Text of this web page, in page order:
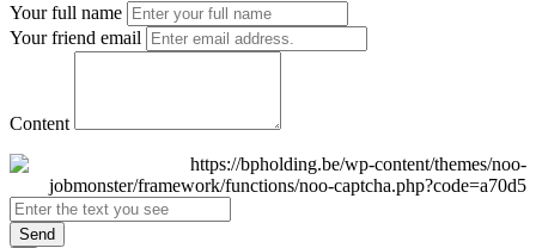
Your full name
Your friend email
Content
Send